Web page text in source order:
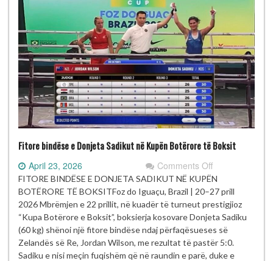
Fitore bindëse e Donjeta Sadikut në Kupën Botërore të Boksit
April 23, 2026 Comments Offon
Fitore
bindëse
e
Donjeta
Sadikut
në
Kupën
FITORE BINDËSE E DONJETA SADIKUT NË KUPËN
BOTËRORE TË BOKSITFoz do Iguaçu, Brazil | 20–27 prill
2026 Mbrëmjen e 22 prillit, në kuadër të turneut prestigjioz
“Kupa Botërore e Boksit”, boksierja kosovare Donjeta Sadiku
(60 kg) shënoi një fitore bindëse ndaj përfaqësueses së
Zelandës së Re, Jordan Wilson, me rezultat të pastër 5:0.
Sadiku e nisi meçin fuqishëm që në raundin e parë, duke e